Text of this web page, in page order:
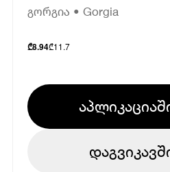
გორგია • Gorgia
₾8.94₾11.7